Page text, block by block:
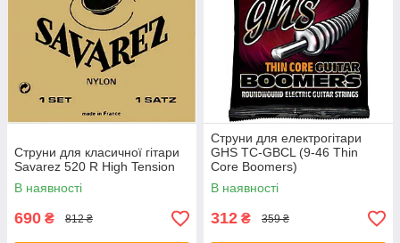
Струни для класичної гітари
Savarez 520 R High Tension
В наявності
690 ₴ 812 ₴
Струни для електрогітари
GHS TC-GBCL (9-46 Thin
Core Boomers)
В наявності
312 ₴ 359 ₴